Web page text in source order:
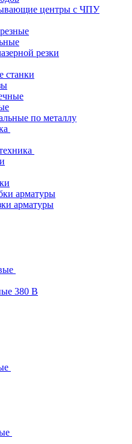
центры с ЧПУ
резки
станки
по металлу
арматуры
арматуры
380 В